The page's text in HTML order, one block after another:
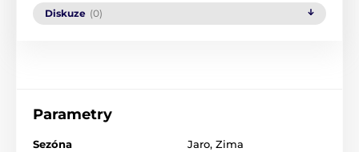
Diskuze (0)
Parametry
Sezóna Jaro, Zima